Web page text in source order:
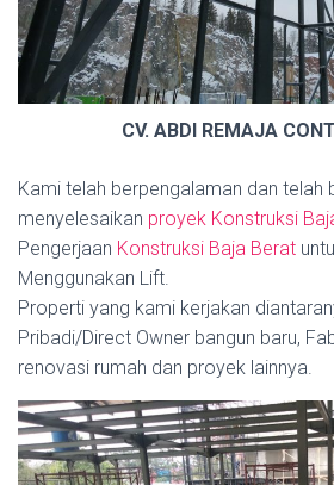
CV. ABDI REMAJA
Kami telah berpengalaman dan telah
menyelesaikan proyek Konstruksi
Pengerjaan Konstruksi Baja Berat
Menggunakan Lift.
Properti yang kami kerjakan
Pribadi/Direct Owner bangun baru,
renovasi rumah dan proyek lainnya.